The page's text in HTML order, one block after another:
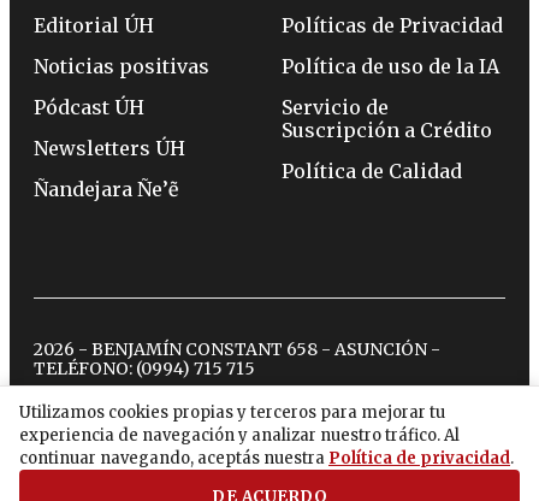
Utilizamos cookies propias y terceros para mejorar tu
experiencia de navegación y analizar nuestro tráfico. Al
continuar navegando, aceptás nuestra Política de privacidad.
DE ACUERDO
Editorial ÚH
Noticias positivas
Pódcast ÚH
Newsletters ÚH
Ñandejara Ñe’ẽ
Políticas de Privacidad
Política de uso de la IA
Servicio de
Suscripción a Crédito
Política de Calidad
2026 - BENJAMÍN CONSTANT 658 - ASUNCIÓN -
TELÉFONO: (0994) 715 715
twitterinstagram
facebook
tiktokyoutubespotify